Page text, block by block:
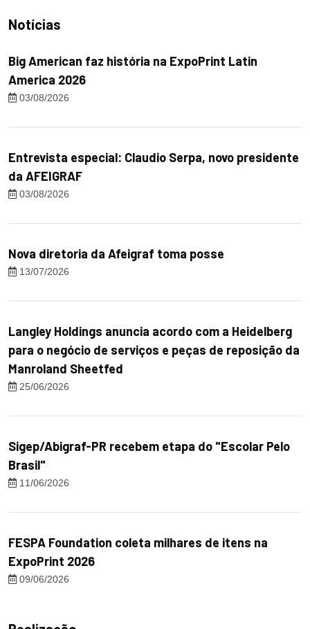
Notícias
Big American faz história na ExpoPrint Latin
America 2026
03/08/2026
Entrevista especial: Claudio Serpa, novo presidente
da AFEIGRAF
03/08/2026
Nova diretoria da Afeigraf toma posse
13/07/2026
Langley Holdings anuncia acordo com a Heidelberg
para o negócio de serviços e peças de reposição da
Manroland Sheetfed
25/06/2026
Sigep/Abigraf-PR recebem etapa do "Escolar Pelo
Brasil"
11/06/2026
FESPA Foundation coleta milhares de itens na
ExpoPrint 2026
09/06/2026